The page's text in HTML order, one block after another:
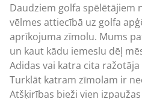
Daudziem golfa spēlētājiem
vēlmes attiecībā uz golfa
aprīkojuma zīmolu. Mums
un kaut kādu iemeslu dēļ
Adidas vai katra cita
Turklāt katram zīmolam ir
Atšķirības bieži vien